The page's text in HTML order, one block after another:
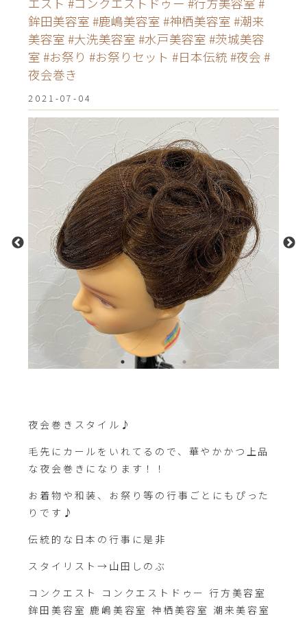
鉾田美容室 #鹿嶋美容室 #神栖美容室 #潮来
美容室 #大洗美容室 #水戸美容室 #茨城美容
室 #お祭り #お祭りセット #日本伝統 #夜会 #
夜会巻き
2021-07-04
夜会巻きスタイル♪
毛先にカールをいれてるので、華やかかつ上品
な夜会巻きになります！！
お着物や和装、お祭り等の行事ごとにもぴった
りです♪
伝統的な日本の行事に是非
スタイリスト→山田しのぶ
コンクエスト コンクエストドゥー 行方美容室
鉾田美容室 鹿嶋美容室 神栖美容室 潮来美容室